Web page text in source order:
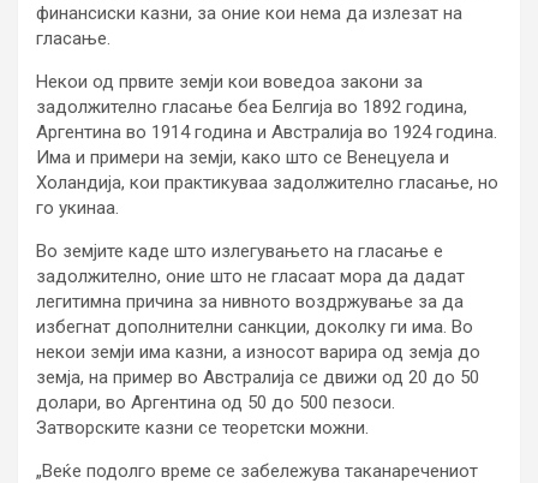
финансиски казни, за оние кои нема да излезат на
гласање.
Некои од првите земји кои воведоа закони за
задолжително гласање беа Белгија во 1892 година,
Аргентина во 1914 година и Австралија во 1924 година.
Има и примери на земји, како што се Венецуела и
Холандија, кои практикуваа задолжително гласање, но
го укинаа.
Во земјите каде што излегувањето на гласање е
задолжително, оние што не гласаат мора да дадат
легитимна причина за нивното воздржување за да
избегнат дополнителни санкции, доколку ги има. Во
некои земји има казни, а износот варира од земја до
земја, на пример во Австралија се движи од 20 до 50
долари, во Аргентина од 50 до 500 пезоси.
Затворските казни се теоретски можни.
„Веќе подолго време се забележува таканаречениот